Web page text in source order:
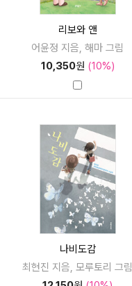
리보와 앤
어윤정 지음, 해마 그림
10,350원 (10%)
나비도감
최현진 지음, 모루토리 그림